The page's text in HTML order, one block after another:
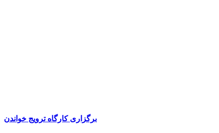
برگزاری کارگاه ترویج خواندن